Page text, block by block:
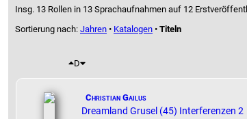
Insg. 13 Rollen in 13 Sprachaufnahmen auf 12
Sortierung nach: Jahren • Katalogen • Titeln
D
Christian Gailus
Dreamland Grusel (45) Interferenzen 2